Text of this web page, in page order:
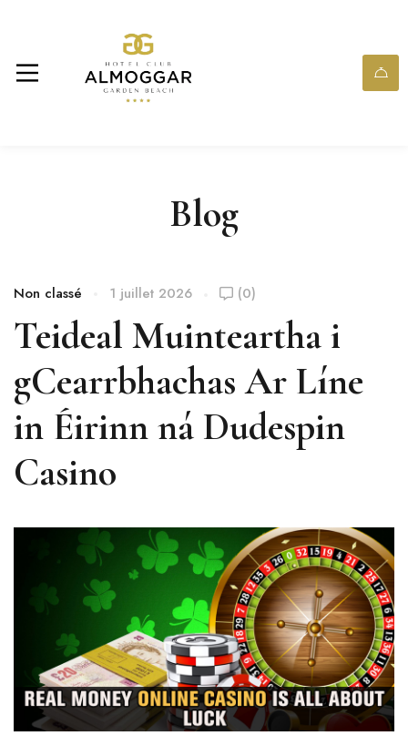
Blog
Non classé 1 juillet 2026 (0)
Teideal Muinteartha i
gCearrbhachas Ar Líne
in Éirinn ná Dudespin
Casino